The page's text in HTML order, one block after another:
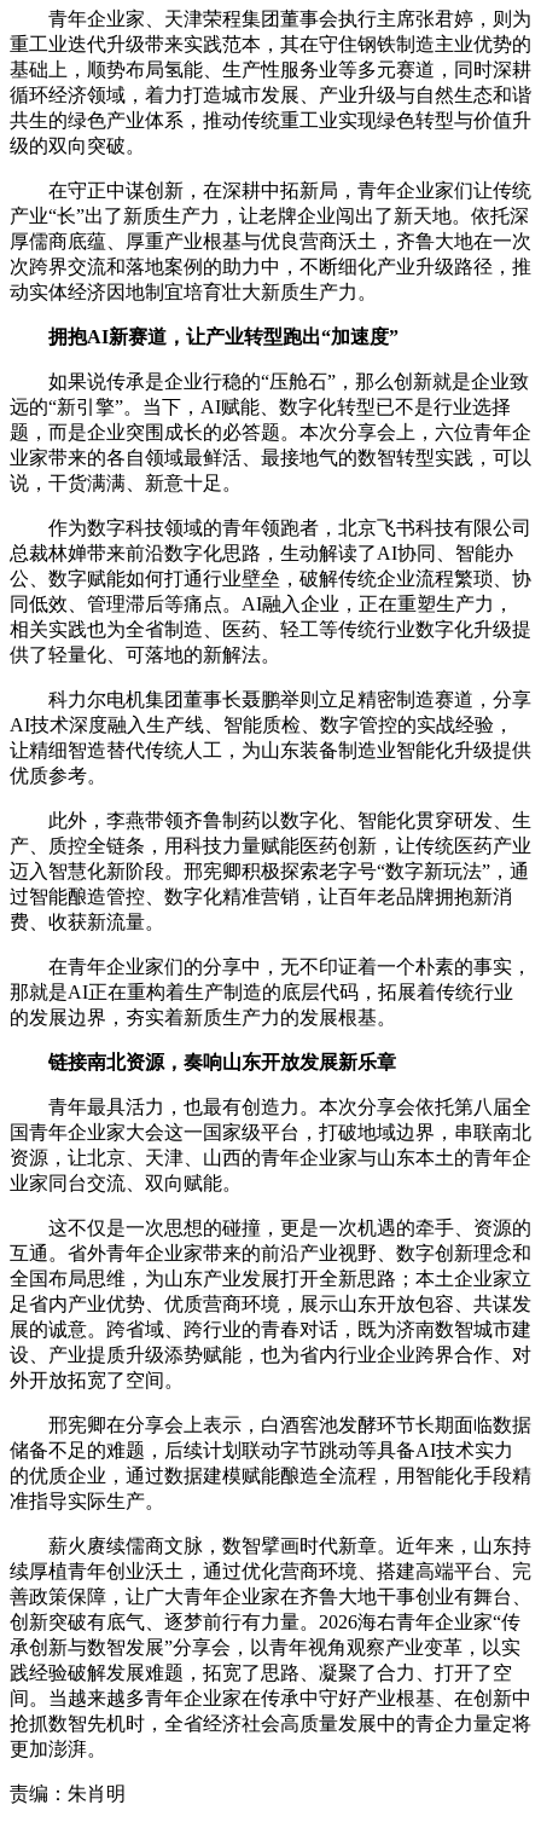
青年企业家、天津荣程集团董事会执行主席张君婷，则为
重工业迭代升级带来实践范本，其在守住钢铁制造主业优势的
基础上，顺势布局氢能、生产性服务业等多元赛道，同时深耕
循环经济领域，着力打造城市发展、产业升级与自然生态和谐
共生的绿色产业体系，推动传统重工业实现绿色转型与价值升
级的双向突破。
在守正中谋创新，在深耕中拓新局，青年企业家们让传统
产业“长”出了新质生产力，让老牌企业闯出了新天地。依托深
厚儒商底蕴、厚重产业根基与优良营商沃土，齐鲁大地在一次
次跨界交流和落地案例的助力中，不断细化产业升级路径，推
动实体经济因地制宜培育壮大新质生产力。
拥抱AI新赛道，让产业转型跑出“加速度”
如果说传承是企业行稳的“压舱石”，那么创新就是企业致
远的“新引擎”。当下，AI赋能、数字化转型已不是行业选择
题，而是企业突围成长的必答题。本次分享会上，六位青年企
业家带来的各自领域最鲜活、最接地气的数智转型实践，可以
说，干货满满、新意十足。
作为数字科技领域的青年领跑者，北京飞书科技有限公司
总裁林婵带来前沿数字化思路，生动解读了AI协同、智能办
公、数字赋能如何打通行业壁垒，破解传统企业流程繁琐、协
同低效、管理滞后等痛点。AI融入企业，正在重塑生产力，
相关实践也为全省制造、医药、轻工等传统行业数字化升级提
供了轻量化、可落地的新解法。
科力尔电机集团董事长聂鹏举则立足精密制造赛道，分享
AI技术深度融入生产线、智能质检、数字管控的实战经验，
让精细智造替代传统人工，为山东装备制造业智能化升级提供
优质参考。
此外，李燕带领齐鲁制药以数字化、智能化贯穿研发、生
产、质控全链条，用科技力量赋能医药创新，让传统医药产业
迈入智慧化新阶段。邢宪卿积极探索老字号“数字新玩法”，通
过智能酿造管控、数字化精准营销，让百年老品牌拥抱新消
费、收获新流量。
在青年企业家们的分享中，无不印证着一个朴素的事实，
那就是AI正在重构着生产制造的底层代码，拓展着传统行业
的发展边界，夯实着新质生产力的发展根基。
链接南北资源，奏响山东开放发展新乐章
青年最具活力，也最有创造力。本次分享会依托第八届全
国青年企业家大会这一国家级平台，打破地域边界，串联南北
资源，让北京、天津、山西的青年企业家与山东本土的青年企
业家同台交流、双向赋能。
这不仅是一次思想的碰撞，更是一次机遇的牵手、资源的
互通。省外青年企业家带来的前沿产业视野、数字创新理念和
全国布局思维，为山东产业发展打开全新思路；本土企业家立
足省内产业优势、优质营商环境，展示山东开放包容、共谋发
展的诚意。跨省域、跨行业的青春对话，既为济南数智城市建
设、产业提质升级添势赋能，也为省内行业企业跨界合作、对
外开放拓宽了空间。
邢宪卿在分享会上表示，白酒窖池发酵环节长期面临数据
储备不足的难题，后续计划联动字节跳动等具备AI技术实力
的优质企业，通过数据建模赋能酿造全流程，用智能化手段精
准指导实际生产。
薪火赓续儒商文脉，数智擘画时代新章。近年来，山东持
续厚植青年创业沃土，通过优化营商环境、搭建高端平台、完
善政策保障，让广大青年企业家在齐鲁大地干事创业有舞台、
创新突破有底气、逐梦前行有力量。2026海右青年企业家“传
承创新与数智发展”分享会，以青年视角观察产业变革，以实
践经验破解发展难题，拓宽了思路、凝聚了合力、打开了空
间。当越来越多青年企业家在传承中守好产业根基、在创新中
抢抓数智先机时，全省经济社会高质量发展中的青企力量定将
更加澎湃。
责编：朱肖明